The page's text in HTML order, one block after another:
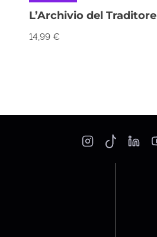
L’Archivio del Traditore
14,99 €